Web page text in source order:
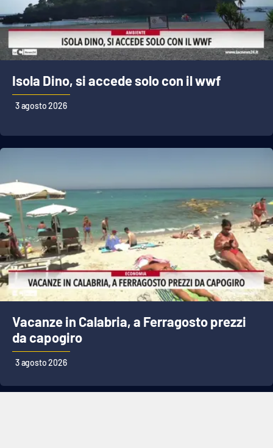
Isola Dino, si accede solo con il wwf
3 agosto 2026
Vacanze in Calabria, a Ferragosto prezzi
da capogiro
3 agosto 2026